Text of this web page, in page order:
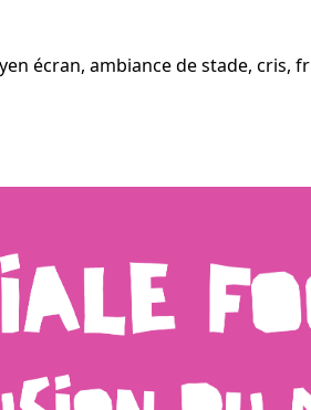
écran, ambiance de stade, cris,